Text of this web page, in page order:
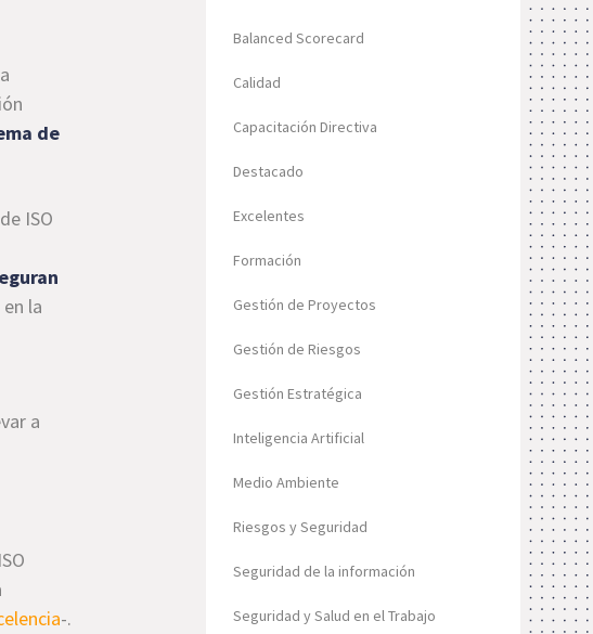
de
ISO
la
a
-.
Balanced Scorecard
Calidad
Capacitación Directiva
Destacado
Excelentes
Formación
Gestión de Proyectos
Gestión de Riesgos
Gestión Estratégica
Inteligencia Artificial
Medio Ambiente
Riesgos y Seguridad
Seguridad de la información
Seguridad y Salud en el Trabajo